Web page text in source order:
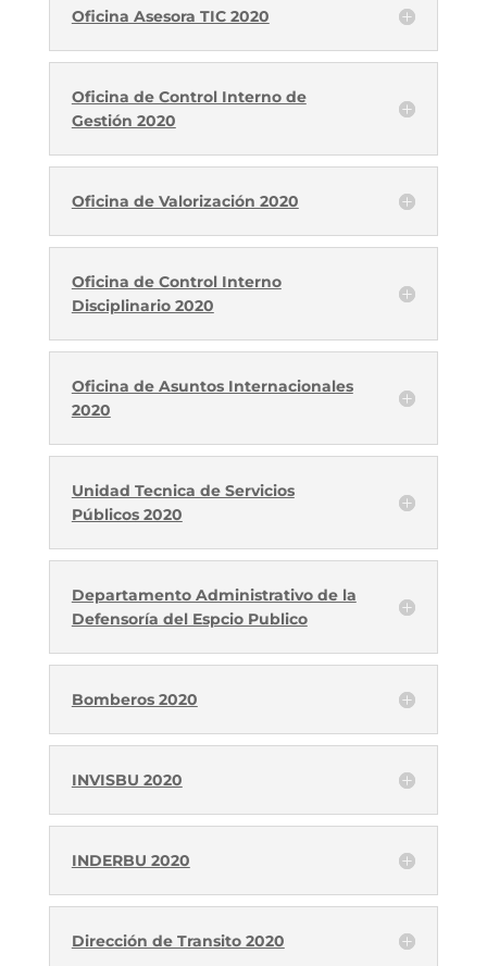
Oficina Asesora TIC 2020
Oficina de Control Interno de
Gestión 2020
Oficina de Valorización 2020
Oficina de Control Interno
Disciplinario 2020
Oficina de Asuntos Internacionales
2020
Unidad Tecnica de Servicios
Públicos 2020
Departamento Administrativo de la
Defensoría del Espcio Publico
Bomberos 2020
INVISBU 2020
INDERBU 2020
Dirección de Transito 2020